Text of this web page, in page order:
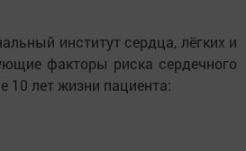
институт сердца, лёгких и
факторы риска сердечного
10 лет жизни пациента: